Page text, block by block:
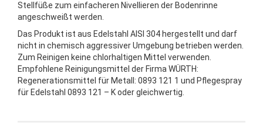
Stellfüße zum einfacheren Nivellieren der Bodenrinne
angeschweißt werden.
Das Produkt ist aus Edelstahl AISI 304 hergestellt und darf
nicht in chemisch aggressiver Umgebung betrieben werden.
Zum Reinigen keine chlorhaltigen Mittel verwenden.
Empfohlene Reinigungsmittel der Firma WÜRTH:
Regenerationsmittel für Metall: 0893 121 1 und Pflegespray
für Edelstahl 0893 121 – K oder gleichwertig.